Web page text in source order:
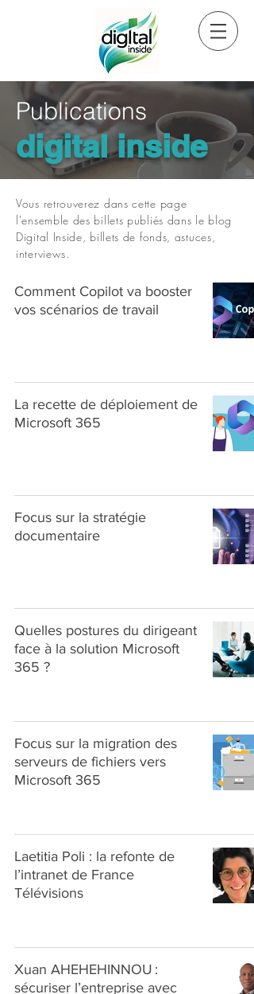
Publications
digital inside
Vous retrouverez dans cette page
l'ensemble des billets publiés dans le blog
Digital Inside, billets de fonds, astuces,
interviews.
Comment Copilot va booster
vos scénarios de travail
La recette de déploiement de
Microsoft 365
Focus sur la stratégie
documentaire
Quelles postures du dirigeant
face à la solution Microsoft
365 ?
Focus sur la migration des
serveurs de fichiers vers
Microsoft 365
Laetitia Poli : la refonte de
l’intranet de France
Télévisions
Xuan AHEHEHINNOU :
sécuriser l’entreprise avec